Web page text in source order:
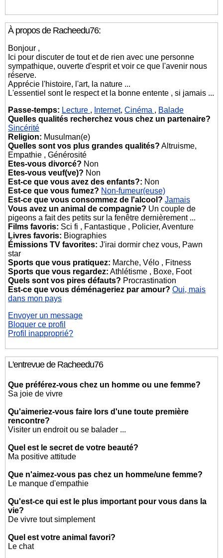
À propos de Racheedu76:
Bonjour ,
Ici pour discuter de tout et de rien avec une personne
sympathique, ouverte d'esprit et voir ce que l'avenir nous
réserve.
Apprécie l'histoire, l'art, la nature ...
L'essentiel sont le respect et la bonne entente , si jamais ...
Passe-temps: Lecture , Internet,Cinéma , Balade
Quelles qualités recherchez vous chez un partenaire?
Sincérité
Religion: Musulman(e)
Quelles sont vos plus grandes qualités? Altruisme,
Empathie , Générosité
Etes-vous divorcé? Non
Etes-vous veuf(ve)? Non
Est-ce que vous avez des enfants?: Non
Est-ce que vous fumez? Non-fumeur(euse)
Est-ce que vous consommez de l'alcool? Jamais
Vous avez un animal de compagnie? Un couple de
pigeons a fait des petits sur la fenêtre dernièrement ...
Films favoris: Sci fi , Fantastique , Policier, Aventure
Livres favoris: Biographies
Émissions TV favorites: J'irai dormir chez vous, Pawn
star
Sports que vous pratiquez: Marche, Vélo , Fitness
Sports que vous regardez: Athlétisme , Boxe, Foot
Quels sont vos pires défauts? Procrastination
Est-ce que vous déménageriez par amour? Oui, mais
dans mon pays
Envoyer un message
Bloquer ce profil
Profil inapproprié?
L'entrevue de Racheedu76
Que préférez-vous chez un homme ou une femme?
Sa joie de vivre
Qu'aimeriez-vous faire lors d'une toute première
rencontre?
Visiter un endroit ou se balader ...
Quel est le secret de votre beauté?
Ma positive attitude
Que n'aimez-vous pas chez un homme/une femme?
Le manque d'empathie
Qu'est-ce qui est le plus important pour vous dans la
vie?
De vivre tout simplement
Quel est votre animal favori?
Le chat